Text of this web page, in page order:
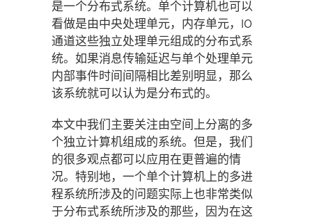
是一个分布式系统。单个计算机也可以
看做是由中央处理单元，内存单元，IO
通道这些独立处理单元组成的分布式系
统。如果消息传输延迟与单个处理单元
内部事件时间间隔相比差别明显，那么
该系统就可以认为是分布式的。
本文中我们主要关注由空间上分离的多
个独立计算机组成的系统。但是，我们
的很多观点都可以应用在更普遍的情
况。特别地，一个单个计算机上的多进
程系统所涉及的问题实际上也非常类似
于分布式系统所涉及的那些，因为在这